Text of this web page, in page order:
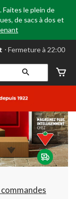
le plein de
de sacs à dos et
⋅ Fermeture à 22:00